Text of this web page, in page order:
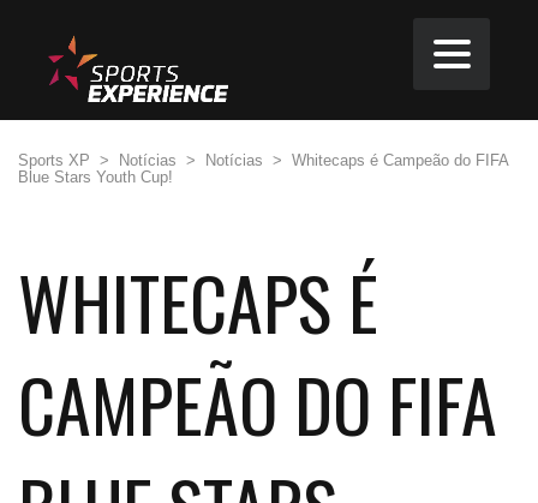
Sports XP > Notícias > Notícias > Whitecaps é Campeão do FIFA
Blue Stars Youth Cup!
WHITECAPS É
CAMPEÃO DO FIFA